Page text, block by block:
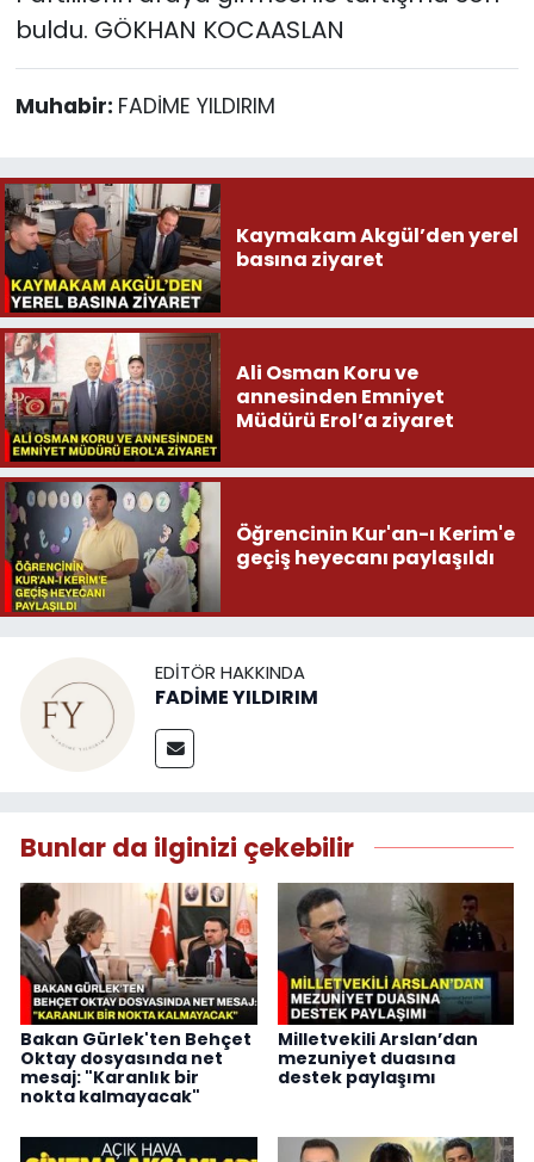
buldu. GÖKHAN KOCAASLAN
Muhabir: FADİME YILDIRIM
Kaymakam Akgül’den yerel
basına ziyaret
Ali Osman Koru ve
annesinden Emniyet
Müdürü Erol’a ziyaret
Öğrencinin Kur'an-ı Kerim'e
geçiş heyecanı paylaşıldı
EDITÖR HAKKINDA
FADİME YILDIRIM
Bunlar da ilginizi çekebilir
Bakan Gürlek'ten Behçet
Oktay dosyasında net
mesaj: "Karanlık bir
nokta kalmayacak"
Milletvekili Arslan’dan
mezuniyet duasına
destek paylaşımı